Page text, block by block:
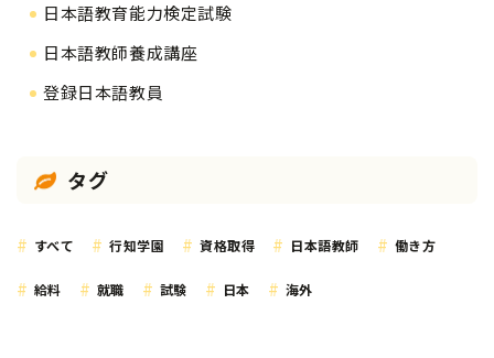
日本語教育能力検定試験
日本語教師養成講座
登録日本語教員
タグ
すべて 行知学園 資格取得 日本語教師 働き方
給料 就職 試験 日本 海外